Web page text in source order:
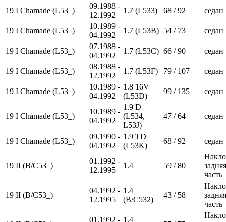
19 I Chamade (L53_)
09.1988 -
12.1992
1.7 (L533) 68 / 92 седан
19 I Chamade (L53_)
10.1989 -
04.1992
1.7 (L53B) 54 / 73 седан
19 I Chamade (L53_)
07.1988 -
04.1992
1.7 (L53C) 66 / 90 седан
19 I Chamade (L53_)
08.1988 -
12.1992
1.7 (L53F) 79 / 107 седан
19 I Chamade (L53_)
10.1989 -
04.1992
1.8 16V
(L53D)
99 / 135 седан
19 I Chamade (L53_)
10.1989 -
04.1992
1.9 D
(L534,
L53J)
47 / 64 седан
19 I Chamade (L53_)
09.1990 -
04.1992
1.9 TD
(L53K)
68 / 92 седан
19 II (B/C53_)
01.1992 -
12.1995
1.4 59 / 80
задняя
часть
19 II (B/C53_)
04.1992 -
12.1995
1.4
(B/C532)
43 / 58
задняя
часть
01.1992 - 1.4